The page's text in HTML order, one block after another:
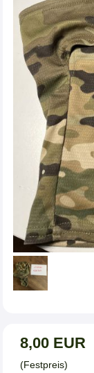
8,00 EUR
(Festpreis)